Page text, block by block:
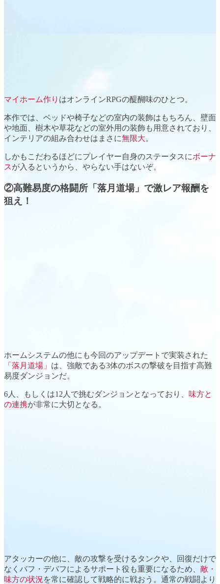
マイホーム作り はオンラインRPGの醍醐味のひとつ。
本作では、ベッドや椅子などの室内の装飾はもちろん、壁面
や地面、樹木や草花などの室外用の装飾も用意されており、
インテリアの組み合わせはまさに無限大。
しかもこだわるほどにプレイヤー自身のステータス にボーナ
スが入るというから、やらない手はないぞ。
②高難易度の格闘所「落月道場」で激レア報酬を
狙え！
ホームシステムの他にも今回のアップデートで実装された
「落月道場」 は、強敵である3体のボスの撃破を目指す高難
易度ダンジョンだ。
6人 、もしくは12人 で挑むダンジョンとなっており、 味方と
の連携が非常に大切となる。
アタッカーの他に、敵の攻撃を受ける タンクや、回復だけで
なくバフ・デバフによるサポート役 も重要になるため、 敵・
味方の状況を常に確認して戦略的に戦おう。通常の戦闘より